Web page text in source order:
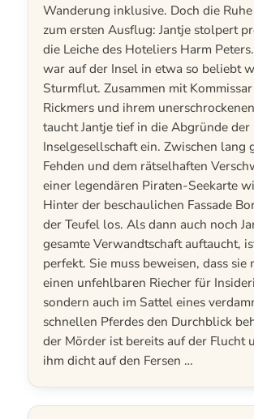
Wanderung inklusive. Doch die
zum ersten Ausflug: Jantje stolpert
die Leiche des Hoteliers Harm
war auf der Insel in etwa so beliebt
Sturmflut. Zusammen mit
Rickmers und ihrem
taucht Jantje tief in die Abgründe der
Inselgesellschaft ein. Zwischen lang
Fehden und dem rätselhaften
einer legendären Piraten-Seekarte
Hinter der beschaulichen Fassade
der Teufel los. Als dann auch noch
gesamte Verwandtschaft auftaucht,
perfekt. Sie muss beweisen, dass sie
einen unfehlbaren Riecher für
sondern auch im Sattel eines
schnellen Pferdes den Durchblick
der Mörder ist bereits auf der Flucht
ihm dicht auf den Fersen …